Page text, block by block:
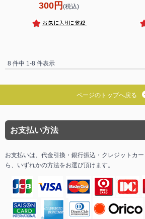
300円 (税込)
8 件中 1-8 件表示
ページのトップへ戻る
お支払い方法
お支払いは、代金引換・銀行振込・クレジットカ
ら、いずれかの方法をお選び頂けます。